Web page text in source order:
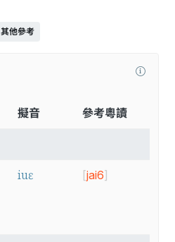
其他參考
擬音 參考粵讀
iuɛ [jai6]